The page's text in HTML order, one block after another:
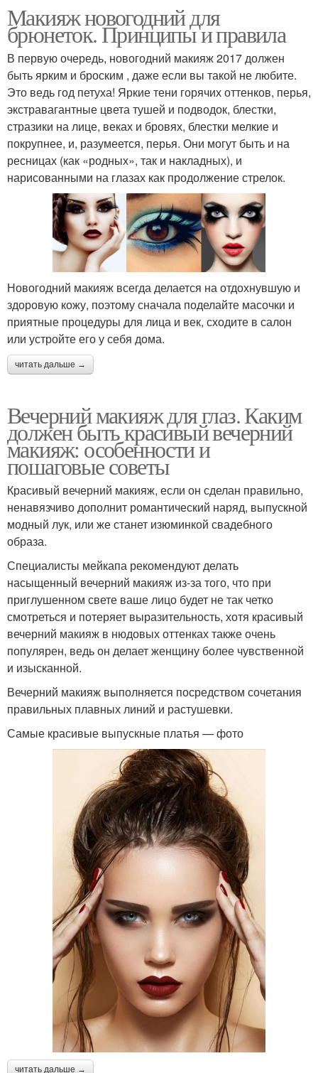
Макияж новогодний для
брюнеток. Принципы и правила
В первую очередь, новогодний макияж 2017 должен
быть ярким и броским , даже если вы такой не любите.
Это ведь год петуха! Яркие тени горячих оттенков, перья,
экстравагантные цвета тушей и подводок, блестки,
стразики на лице, веках и бровях, блестки мелкие и
покрупнее, и, разумеется, перья. Они могут быть и на
ресницах (как «родных», так и накладных), и
нарисованными на глазах как продолжение стрелок.
Новогодний макияж всегда делается на отдохнувшую и
здоровую кожу, поэтому сначала поделайте масочки и
приятные процедуры для лица и век, сходите в салон
или устройте его у себя дома.
читать дальше →
Вечерний макияж для глаз. Каким
должен быть красивый вечерний
макияж: особенности и
пошаговые советы
Красивый вечерний макияж, если он сделан правильно,
ненавязчиво дополнит романтический наряд, выпускной
модный лук, или же станет изюминкой свадебного
образа.
Специалисты мейкапа рекомендуют делать
насыщенный вечерний макияж из-за того, что при
приглушенном свете ваше лицо будет не так четко
смотреться и потеряет выразительность, хотя красивый
вечерний макияж в нюдовых оттенках также очень
популярен, ведь он делает женщину более чувственной
и изысканной.
Вечерний макияж выполняется посредством сочетания
правильных плавных линий и растушевки.
Самые красивые выпускные платья — фото
читать дальше →